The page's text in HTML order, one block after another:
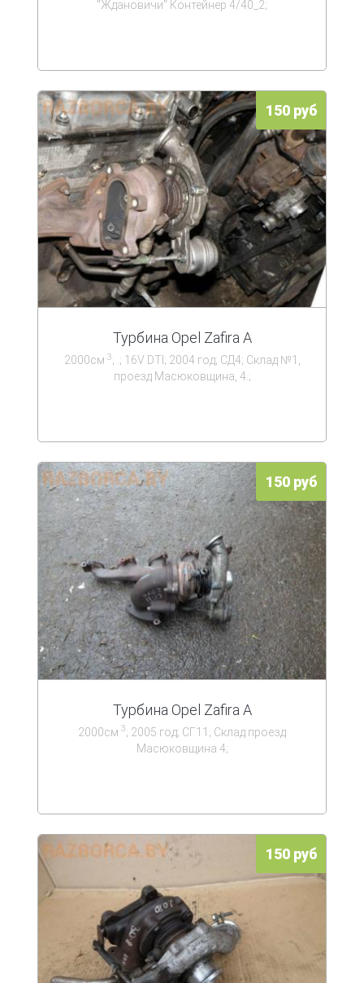
''Ждановичи'' Контейнер 4/40_2;
150 руб
Турбина Opel Zafira A
2000см 3; .; 16V DTI; 2004 год; СД4; Склад №1,
проезд Масюковщина, 4.;
150 руб
Турбина Opel Zafira A
2000см 3; 2005 год; СГ11; Склад проезд
Масюковщина 4;
150 руб